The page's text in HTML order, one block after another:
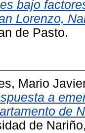
bajo
Lorenzo,
de Pasto.
Mario
a
de
de